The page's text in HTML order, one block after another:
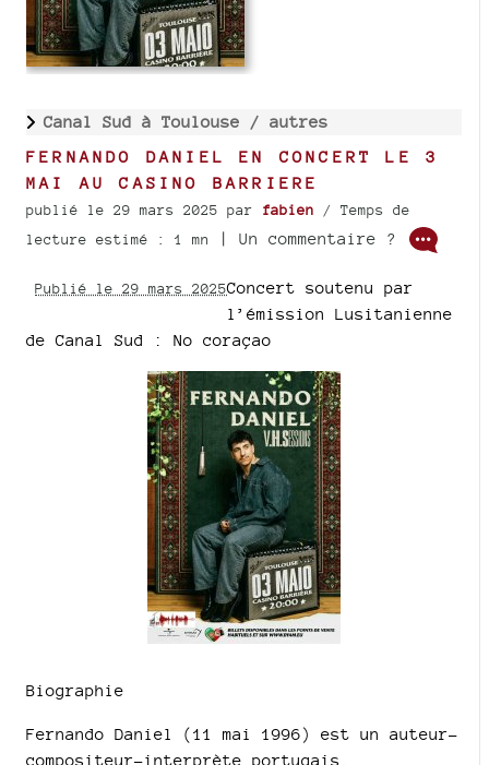
Canal Sud à Toulouse / autres
FERNANDO DANIEL EN CONCERT LE 3
MAI AU CASINO BARRIERE
publié le 29 mars 2025 par fabien / Temps de
lecture estimé : 1 mn
| Un commentaire ?
Publié le 29 mars 2025Concert soutenu par
l’émission Lusitanienne
de Canal Sud : No coraçao
Biographie
Fernando Daniel (11 mai 1996) est un auteur-
compositeur-interprète portugais,